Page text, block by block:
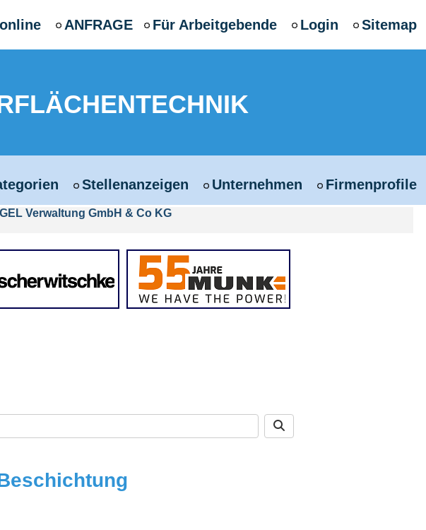
ANFRAGE Für Arbeitgebende Login Sitemap
Stellenanzeigen Unternehmen Firmenprofile
Verwaltung GmbH & Co KG